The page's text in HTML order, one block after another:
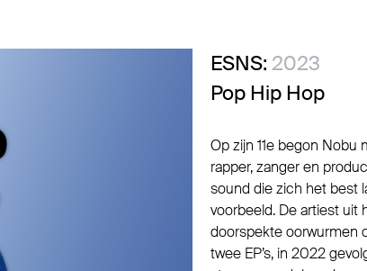
ESNS: 2023
Pop Hip Hop
Op zijn 11e begon
rapper, zanger en
sound die zich het best
voorbeeld. De artiest uit
doorspekte oorwurmen
twee EP’s, in 2022